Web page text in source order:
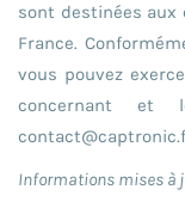
sont destinées aux
France.
vous pouvez
concernant et
Informations mises à